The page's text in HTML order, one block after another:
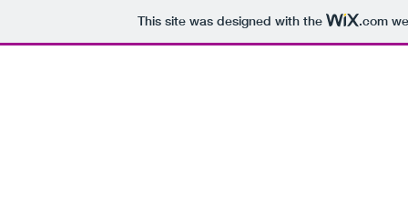
This site was designed with the .com